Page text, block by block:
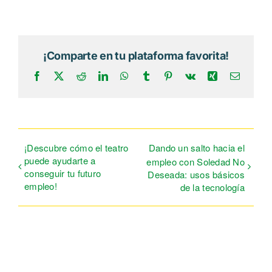
¡Comparte en tu plataforma favorita!
Facebook RedditLinkedInWhatsApp
Tumblr Pinterest
Vk XingCorreo
¡Descubre cómo el teatro
puede ayudarte a
conseguir tu futuro
empleo!
Dando un salto hacia el
empleo con Soledad No
Deseada: usos básicos
de la tecnología